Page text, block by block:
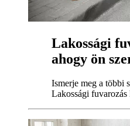
Lakossági
ahogy ön
Ismerje meg a többi
Lakossági fuvarozás